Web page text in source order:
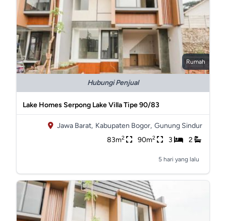
Rumah
Hubungi Penjual
Lake Homes Serpong Lake Villa Tipe 90/83
Jawa Barat, Kabupaten Bogor, Gunung Sindur
83m2 90m2 3 2
5 hari yang lalu